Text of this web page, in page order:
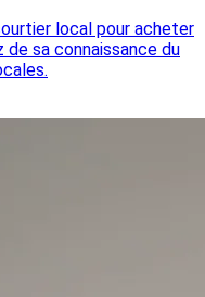
local pour acheter
sa connaissance du